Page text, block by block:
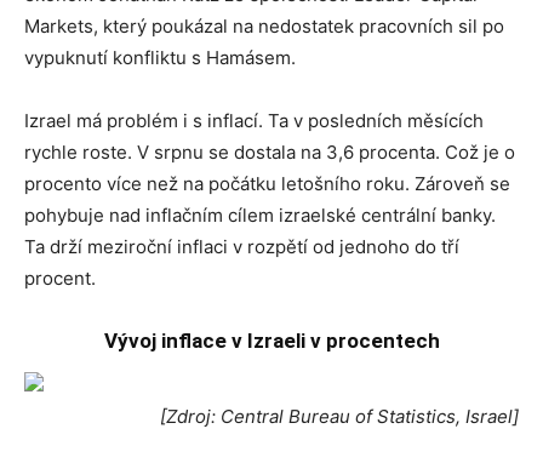
Markets, který poukázal na nedostatek pracovních sil po
vypuknutí konfliktu s Hamásem.
Izrael má problém i s inflací. Ta v posledních měsících
rychle roste. V srpnu se dostala na 3,6 procenta. Což je o
procento více než na počátku letošního roku. Zároveň se
pohybuje nad inflačním cílem izraelské centrální banky.
Ta drží meziroční inflaci v rozpětí od jednoho do tří
procent.
Vývoj inflace v Izraeli v procentech
[Zdroj: Central Bureau of Statistics, Israel]